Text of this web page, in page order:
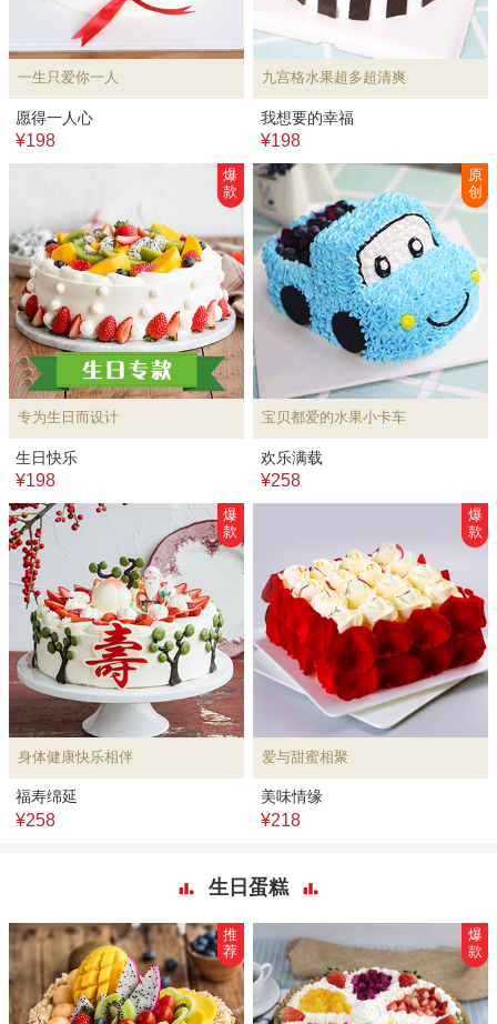
一生只爱你一人
愿得一人心
¥198
九宫格水果超多超清爽
我想要的幸福
¥198
专为生日而设计
爆
款
生日快乐
¥198
宝贝都爱的水果小卡车
原
创
欢乐满载
¥258
身体健康快乐相伴
爆
款
福寿绵延
¥258
爱与甜蜜相聚
爆
款
美味情缘
¥218
生日蛋糕
推
荐
爆
款